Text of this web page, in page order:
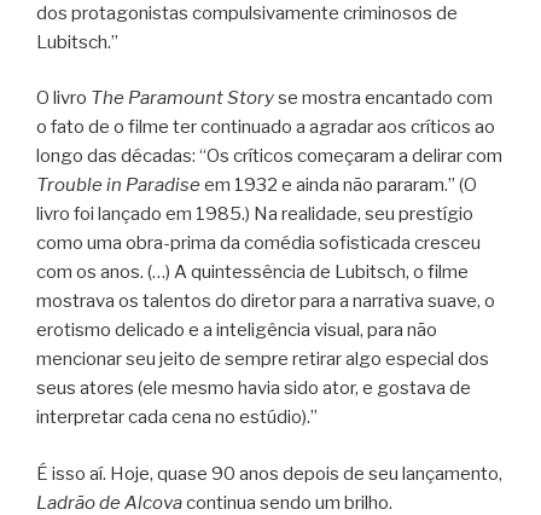
dos protagonistas compulsivamente criminosos de
Lubitsch.”
O livro The Paramount Storyse mostra encantado com
o fato de o filme ter continuado a agradar aos críticos ao
longo das décadas: “Os críticos começaram a delirar com
Trouble in Paradise em 1932 e ainda não pararam.” (O
livro foi lançado em 1985.) Na realidade, seu prestígio
como uma obra-prima da comédia sofisticada cresceu
com os anos. (…) A quintessência de Lubitsch, o filme
mostrava os talentos do diretor para a narrativa suave, o
erotismo delicado e a inteligência visual, para não
mencionar seu jeito de sempre retirar algo especial dos
seus atores (ele mesmo havia sido ator, e gostava de
interpretar cada cena no estúdio).”
É isso aí. Hoje, quase 90 anos depois de seu lançamento,
Ladrão de Alcovacontinua sendo um brilho.